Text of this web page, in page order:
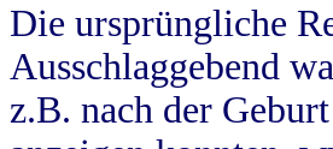
Die ursprüngliche
Ausschlaggebend
z.B. nach der